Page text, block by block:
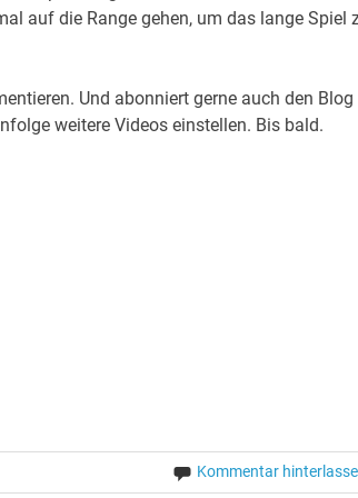
auf die Range gehen, um das lange Spiel
Und abonniert gerne auch den Blog
weitere Videos einstellen. Bis bald.
Kommentar